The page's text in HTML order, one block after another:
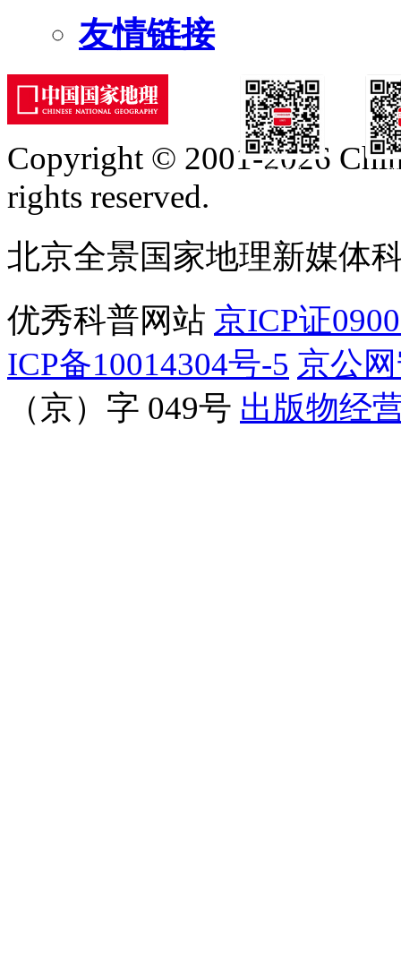
友情链接
订阅号
Copyright © 2001-2026
rights reserved.
北京全景国家地理新媒体
优秀科普网站 京ICP证
ICP备10014304号-5 京公
（京）字 049号 出版物经